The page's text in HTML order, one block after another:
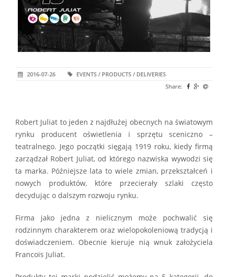
2016-07-26
EVENTS / PRODUCTS / DELIVERIES
Share:
Robert Juliat to jeden z najdłużej obecnych na światowym
rynku producent oświetlenia i sprzętu sceniczno –
teatralnego. Jego początki sięgają 1919 roku, kiedy firmą
zarządzał Robert Juliat, od którego nazwiska wywodzi się
ta marka. Późniejsze lata to wiele zmian, przekształceń i
nowych produktów, które przecierały szlaki często
decydując o dalszym rozwoju rynku.
Firma jako jedna z nielicznym może pochwalić się
rodzinnym charakterem oraz wielopokoleniową tradycją i
doświadczeniem. Obecnie kieruje nią wnuk założyciela
Francois Juliat.